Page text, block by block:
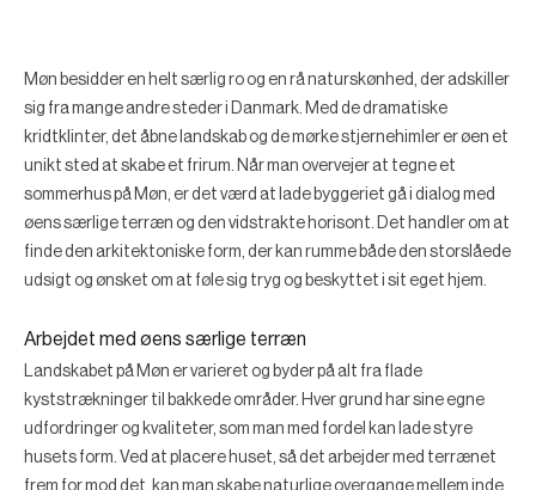
Møn besidder en helt særlig ro og en rå naturskønhed, der adskiller
sig fra mange andre steder i Danmark. Med de dramatiske
kridtklinter, det åbne landskab og de mørke stjernehimler er øen et
unikt sted at skabe et frirum. Når man overvejer at tegne et
sommerhus på Møn, er det værd at lade byggeriet gå i dialog med
øens særlige terræn og den vidstrakte horisont. Det handler om at
finde den arkitektoniske form, der kan rumme både den storslåede
udsigt og ønsket om at føle sig tryg og beskyttet i sit eget hjem.
Arbejdet med øens særlige terræn
Landskabet på Møn er varieret og byder på alt fra flade
kyststrækninger til bakkede områder. Hver grund har sine egne
udfordringer og kvaliteter, som man med fordel kan lade styre
husets form. Ved at placere huset, så det arbejder med terrænet
frem for mod det, kan man skabe naturlige overgange mellem inde